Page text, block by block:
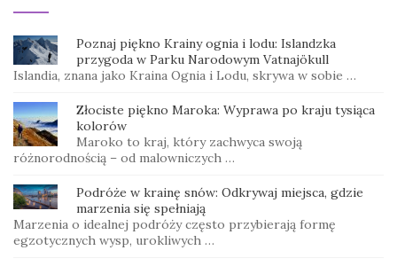
Poznaj piękno Krainy ognia i lodu: Islandzka
przygoda w Parku Narodowym Vatnajökull
Islandia, znana jako Kraina Ognia i Lodu, skrywa w sobie …
Złociste piękno Maroka: Wyprawa po kraju tysiąca
kolorów
Maroko to kraj, który zachwyca swoją
różnorodnością – od malowniczych …
Podróże w krainę snów: Odkrywaj miejsca, gdzie
marzenia się spełniają
Marzenia o idealnej podróży często przybierają formę
egzotycznych wysp, urokliwych …